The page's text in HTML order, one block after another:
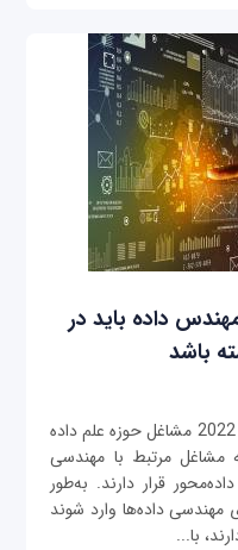
داده باید در
آمارها نشان می‌دهند در سال 2021 و 2022 مشاغل حوزه علم داده
مشاغل مرتبط با مهندسی
قرار دارند. به‌طور
مهندسی داده‌ها وارد شوند
با...